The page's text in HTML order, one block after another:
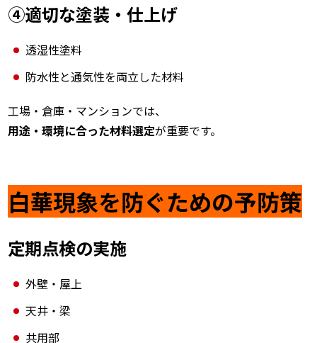
④適切な塗装・仕上げ
透湿性塗料
防水性と通気性を両立した材料
工場・倉庫・マンションでは、
用途・環境に合った材料選定が重要です。
白華現象を防ぐための予防策
定期点検の実施
外壁・屋上
天井・梁
共用部